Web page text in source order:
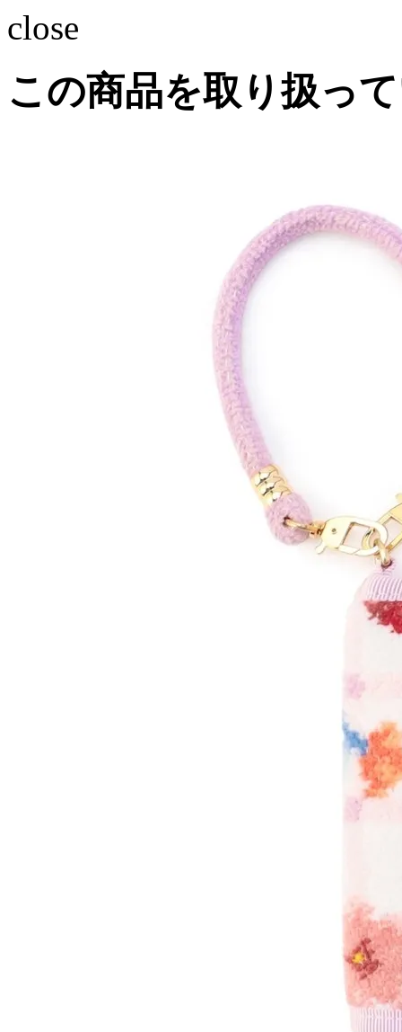
close
この商品を取り扱っ